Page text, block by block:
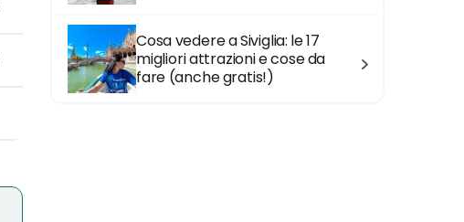
Cosa vedere a Siviglia: le 17
migliori attrazioni e cose da
fare (anche gratis!)